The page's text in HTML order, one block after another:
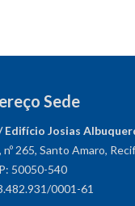
Sede
Edifício Josias
265, Santo Amaro,
50050-540
0001-61